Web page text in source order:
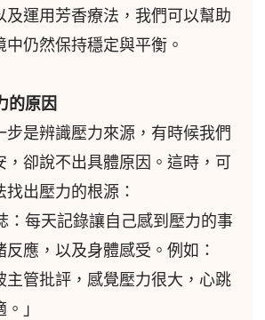
及運用芳香療法，我們可以幫助
中仍然保持穩定與平衡。
的原因
步是辨識壓力來源，有時候我們
卻說不出具體原因。這時，可
出壓力的根源：
：每天記錄讓自己感到壓力的事
應，以及身體感受。例如：
主管批評，感覺壓力很大，心跳
」